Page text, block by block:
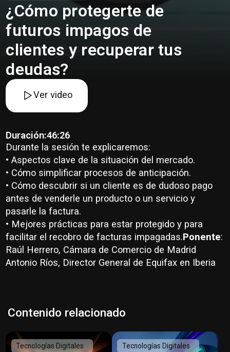
¿Cómo protegerte de
futuros impagos de
clientes y recuperar tus
deudas?
Ver video
Duración:46:26
Durante la sesión te explicaremos:
• Aspectos clave de la situación del mercado.
• Cómo simplificar procesos de anticipación.
• Cómo descubrir si un cliente es de dudoso pago
antes de venderle un producto o un servicio y
pasarle la factura.
• Mejores prácticas para estar protegido y para
facilitar el recobro de facturas impagadas.Ponente:
Raúl Herrero, Cámara de Comercio de Madrid
Antonio Ríos, Director General de Equifax en Iberia
Contenido relacionado
Tecnologías Digitales Tecnologías Digitales